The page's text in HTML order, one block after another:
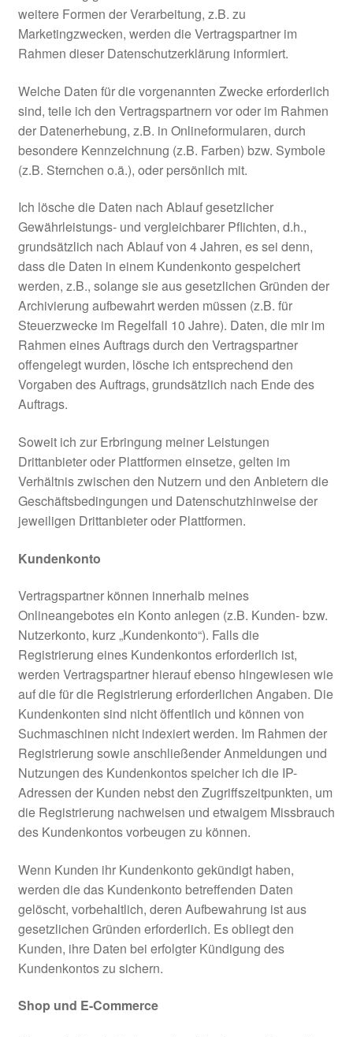
weitere Formen der Verarbeitung, z.B. zu
Marketingzwecken, werden die Vertragspartner im
Rahmen dieser Datenschutzerklärung informiert.
Welche Daten für die vorgenannten Zwecke erforderlich
sind, teile ich den Vertragspartnern vor oder im Rahmen
der Datenerhebung, z.B. in Onlineformularen, durch
besondere Kennzeichnung (z.B. Farben) bzw. Symbole
(z.B. Sternchen o.ä.), oder persönlich mit.
Ich lösche die Daten nach Ablauf gesetzlicher
Gewährleistungs- und vergleichbarer Pflichten, d.h.,
grundsätzlich nach Ablauf von 4 Jahren, es sei denn,
dass die Daten in einem Kundenkonto gespeichert
werden, z.B., solange sie aus gesetzlichen Gründen der
Archivierung aufbewahrt werden müssen (z.B. für
Steuerzwecke im Regelfall 10 Jahre). Daten, die mir im
Rahmen eines Auftrags durch den Vertragspartner
offengelegt wurden, lösche ich entsprechend den
Vorgaben des Auftrags, grundsätzlich nach Ende des
Auftrags.
Soweit ich zur Erbringung meiner Leistungen
Drittanbieter oder Plattformen einsetze, gelten im
Verhältnis zwischen den Nutzern und den Anbietern die
Geschäftsbedingungen und Datenschutzhinweise der
jeweiligen Drittanbieter oder Plattformen.
Kundenkonto
Vertragspartner können innerhalb meines
Onlineangebotes ein Konto anlegen (z.B. Kunden- bzw.
Nutzerkonto, kurz „Kundenkonto“). Falls die
Registrierung eines Kundenkontos erforderlich ist,
werden Vertragspartner hierauf ebenso hingewiesen wie
auf die für die Registrierung erforderlichen Angaben. Die
Kundenkonten sind nicht öffentlich und können von
Suchmaschinen nicht indexiert werden. Im Rahmen der
Registrierung sowie anschließender Anmeldungen und
Nutzungen des Kundenkontos speicher ich die IP-
Adressen der Kunden nebst den Zugriffszeitpunkten, um
die Registrierung nachweisen und etwaigem Missbrauch
des Kundenkontos vorbeugen zu können.
Wenn Kunden ihr Kundenkonto gekündigt haben,
werden die das Kundenkonto betreffenden Daten
gelöscht, vorbehaltlich, deren Aufbewahrung ist aus
gesetzlichen Gründen erforderlich. Es obliegt den
Kunden, ihre Daten bei erfolgter Kündigung des
Kundenkontos zu sichern.
Shop und E-Commerce